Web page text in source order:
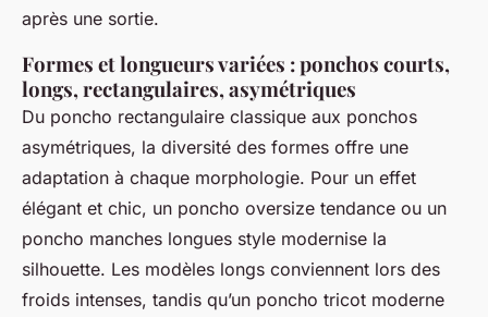
après une sortie.
Formes et longueurs variées : ponchos courts,
longs, rectangulaires, asymétriques
Du poncho rectangulaire classique aux ponchos
asymétriques, la diversité des formes offre une
adaptation à chaque morphologie. Pour un effet
élégant et chic, un poncho oversize tendance ou un
poncho manches longues style modernise la
silhouette. Les modèles longs conviennent lors des
froids intenses, tandis qu’un poncho tricot moderne